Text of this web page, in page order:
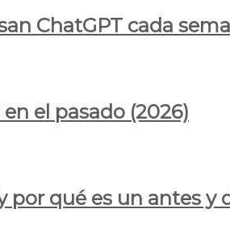
ChatGPT cada
el pasado (2026)
qué es un antes y